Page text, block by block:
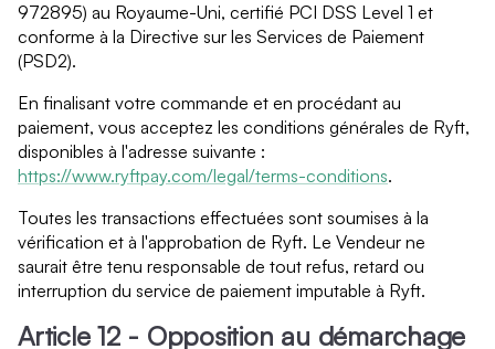
972895) au Royaume-Uni, certifié PCI DSS Level 1 et
conforme à la Directive sur les Services de Paiement
(PSD2).
En finalisant votre commande et en procédant au
paiement, vous acceptez les conditions générales de Ryft,
disponibles à l'adresse suivante :
https://www.ryftpay.com/legal/terms-conditions.
Toutes les transactions effectuées sont soumises à la
vérification et à l'approbation de Ryft. Le Vendeur ne
saurait être tenu responsable de tout refus, retard ou
interruption du service de paiement imputable à Ryft.
Article 12 - Opposition au démarchage